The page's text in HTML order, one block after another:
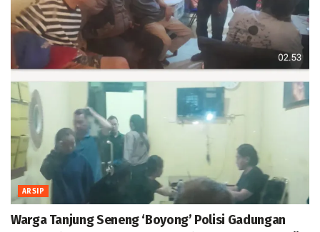
ARSIP
Warga Tanjung Seneng ‘Boyong’ Polisi Gadungan